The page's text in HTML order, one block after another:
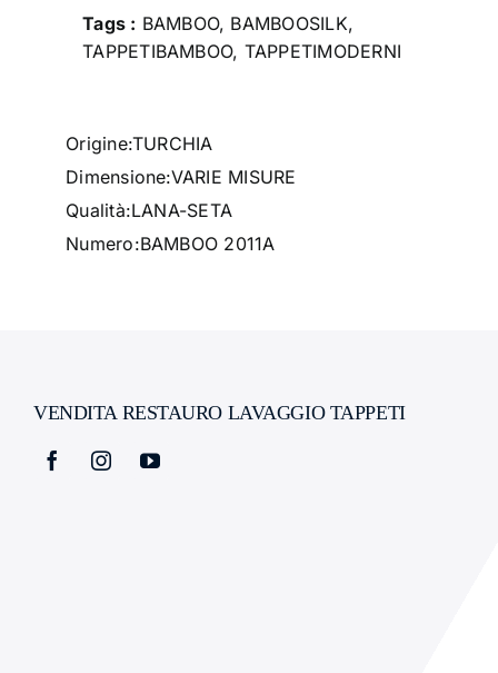
Tags : BAMBOO, BAMBOOSILK,
TAPPETIBAMBOO, TAPPETIMODERNI
Origine:TURCHIA
Dimensione:VARIE MISURE
Qualità:LANA-SETA
Numero:BAMBOO 2011A
VENDITA RESTAURO LAVAGGIO TAPPETI